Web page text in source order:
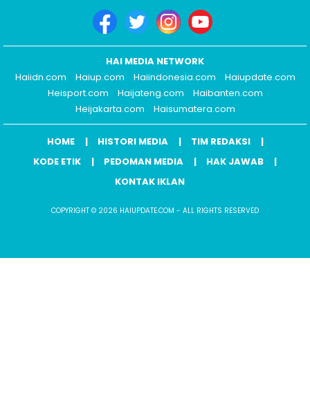
HAI MEDIA NETWORK
Haiidn.com
Haiup.com Haiindonesia.com
Haiupdate.com
Heisport.com
Haijateng.com
Haibanten.com
Heijakarta.com
Haisumatera.com
HOME HISTORI MEDIA
TIM REDAKSI
KODE ETIK
PEDOMAN MEDIA
HAK JAWAB
KONTAK IKLAN
COPYRIGHT © 2026 HAIUPDATE.COM - ALL RIGHTS RESERVED